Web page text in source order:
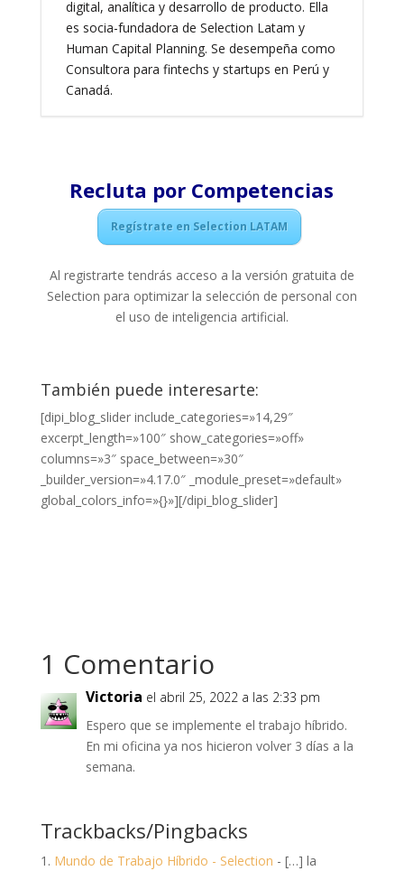
digital, analítica y desarrollo de producto. Ella
es socia-fundadora de Selection Latam y
Human Capital Planning. Se desempeña como
Consultora para fintechs y startups en Perú y
Canadá.
Recluta por Competencias
Regístrate en Selection LATAM
Al registrarte tendrás acceso a la versión gratuita de
Selection para optimizar la selección de personal con
el uso de inteligencia artificial.
También puede interesarte:
[dipi_blog_slider include_categories=»14,29″
excerpt_length=»100″ show_categories=»off»
columns=»3″ space_between=»30″
_builder_version=»4.17.0″ _module_preset=»default»
global_colors_info=»{}»][/dipi_blog_slider]
1 Comentario
Victoria el abril 25, 2022 a las 2:33 pm
Espero que se implemente el trabajo híbrido.
En mi oficina ya nos hicieron volver 3 días a la
semana.
Trackbacks/Pingbacks
Mundo de Trabajo Híbrido - Selection - […] la